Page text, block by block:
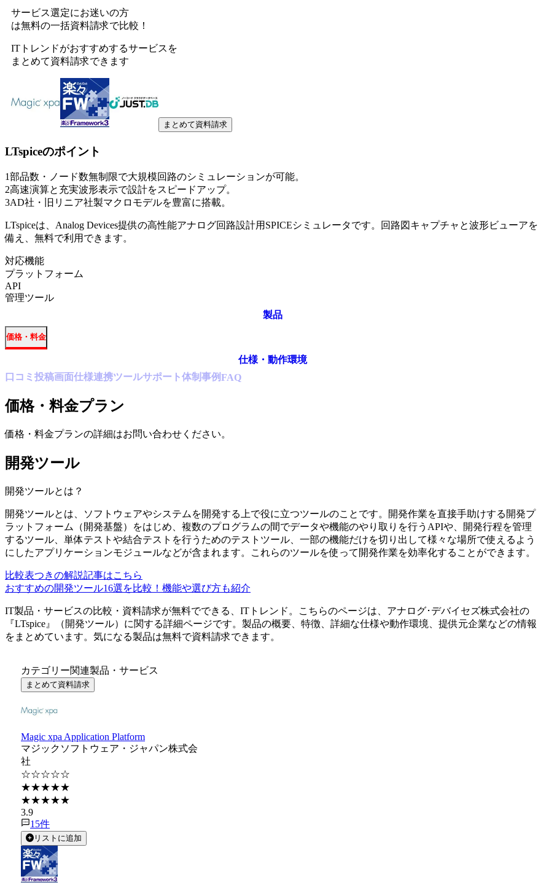
サービス選定にお迷いの方
は無料の一括資料請求で比較！
ITトレンドがおすすめするサービスを
まとめて資料請求できます
まとめて資料請求
LTspiceのポイント
1部品数・ノード数無制限で大規模回路のシミュレーションが可能。
2高速演算と充実波形表示で設計をスピードアップ。
3AD社・旧リニア社製マクロモデルを豊富に搭載。
LTspiceは、Analog Devices提供の高性能アナログ回路設計用SPICEシミュレータです。回路図キャプチャと波形ビューアを
備え、無料で利用できます。
対応機能
プラットフォーム
API
管理ツール
製品
価格・料金
仕様・動作環境
口コミ 投稿画面仕様連携ツールサポート体制 事例FAQ
価格・料金プラン
価格・料金プランの詳細はお問い合わせください。
開発ツール
開発ツールとは？
開発ツールとは、ソフトウェアやシステムを開発する上で役に立つツールのことです。開発作業を直接手助けする開発プ
ラットフォーム（開発基盤）をはじめ、複数のプログラムの間でデータや機能のやり取りを行うAPIや、開発行程を管理
するツール、単体テストや結合テストを行うためのテストツール、一部の機能だけを切り出して様々な場所で使えるよう
にしたアプリケーションモジュールなどが含まれます。これらのツールを使って開発作業を効率化することができます。
比較表つきの解説記事はこちら
おすすめの開発ツール16選を比較！機能や選び方も紹介
IT製品・サービスの比較・資料請求が無料でできる、ITトレンド。こちらのページは、 アナログ･デバイセズ株式会社の
『LTspice 』（ 開発ツール）に関する詳細ページです。製品の概要、特徴、詳細な仕様や動作環境、提供元企業などの情報
をまとめています。気になる製品は無料で資料請求できます。
カテゴリー関連製品・サービス
まとめて資料請求
Magic xpa Application Platform
マジックソフトウェア・ジャパン株式会
社
☆☆☆☆☆
★★★★★
★★★★★
3.9
15件
リストに追加